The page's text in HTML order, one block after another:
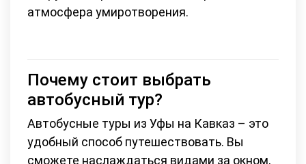
атмосфера умиротворения.
Почему стоит выбрать
автобусный тур?
Автобусные туры из Уфы на Кавказ – это
удобный способ путешествовать. Вы
сможете наслаждаться видами за окном,